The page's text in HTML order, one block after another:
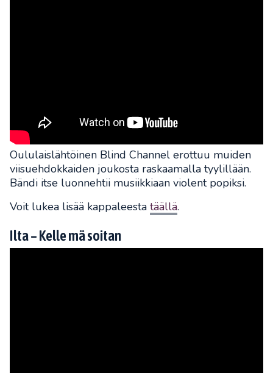
Oululaislähtöinen Blind Channel erottuu muiden
viisuehdokkaiden joukosta raskaamalla tyylillään.
Bändi itse luonnehtii musiikkiaan violent popiksi.
Voit lukea lisää kappaleesta täällä.
Ilta – Kelle mä soitan